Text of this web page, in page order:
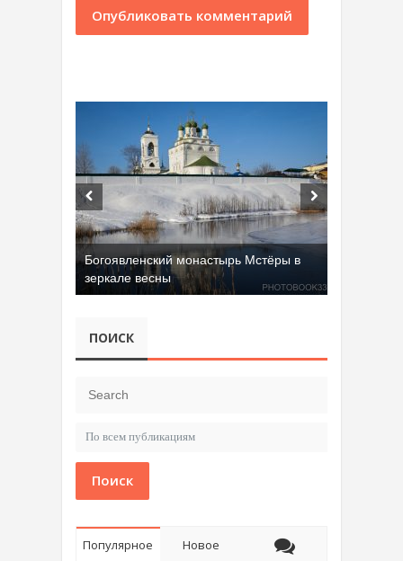
Богоявленский монастырь Мстёры в
зеркале весны
ПОИСК
Поиск
Популярное Новое